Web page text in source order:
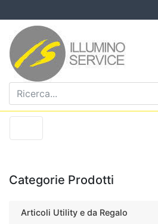
Categorie Prodotti
Articoli Utility e da Regalo